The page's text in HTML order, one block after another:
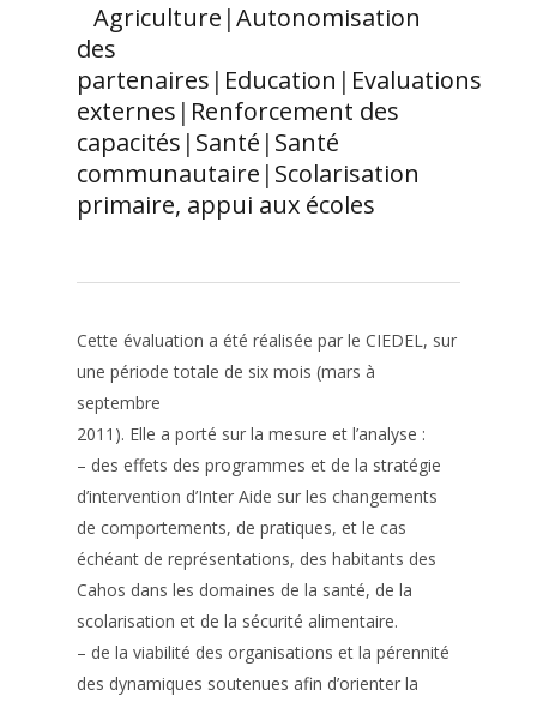
Agriculture |Autonomisation
des
partenaires | Education | Evaluations
externes | Renforcement des
capacités | Santé | Santé
communautaire | Scolarisation
primaire, appui aux écoles
Cette évaluation a été réalisée par le CIEDEL, sur
une période totale de six mois (mars à
septembre
2011). Elle a porté sur la mesure et l’analyse :
– des effets des programmes et de la stratégie
d’intervention d’Inter Aide sur les changements
de comportements, de pratiques, et le cas
échéant de représentations, des habitants des
Cahos dans les domaines de la santé, de la
scolarisation et de la sécurité alimentaire.
– de la viabilité des organisations et la pérennité
des dynamiques soutenues afin d’orienter la